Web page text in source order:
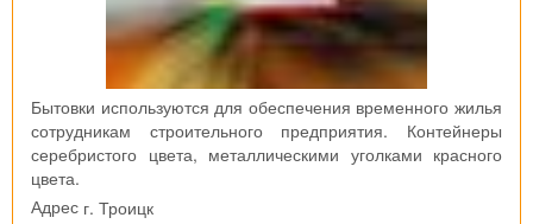
Бытовки используются для обеспечения временного жилья
сотрудникам строительного предприятия. Контейнеры
серебристого цвета, металлическими уголками красного
цвета.
Адрес г. Троицк